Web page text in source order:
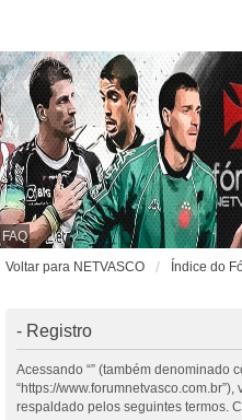
FAQ
Voltar para NETVASCO
Índice do
- Registro
Acessando “” (também denominado
“https://
respaldado pelos seguintes termos.